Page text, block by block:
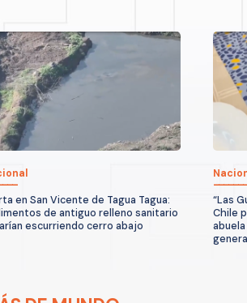
en San Vicente de Tagua Tagua:
de antiguo relleno sanitario
escurriendo cerro abajo
“Las
Chile